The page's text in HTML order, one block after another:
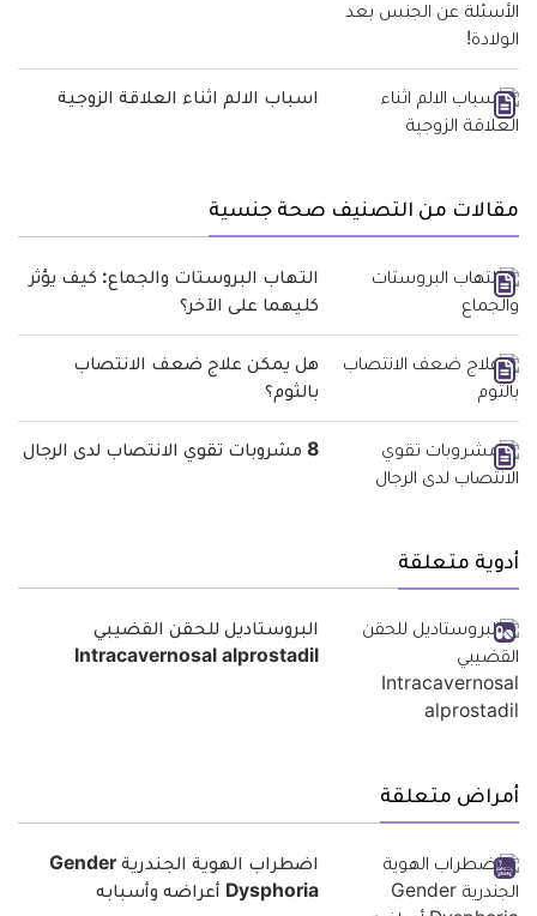
اسباب الالم اثناء العلاقة الزوجية
مقالات من التصنيف صحة جنسية
التهاب البروستات والجماع: كيف يؤثر
كليهما على الآخر؟
هل يمكن علاج ضعف الانتصاب
بالثوم؟
8 مشروبات تقوي الانتصاب لدى الرجال
أدوية متعلقة
البروستاديل للحقن القضيبي
Intracavernosal alprostadil
أمراض متعلقة
اضطراب الهوية الجندرية Gender
Dysphoria أعراضه وأسبابه